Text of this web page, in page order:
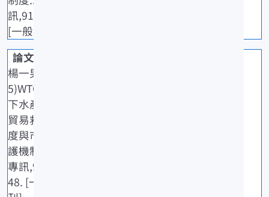
訊,91: 48-51.
[一般期刊]
楊一男(202
5)WTO框架
下水產品的
貿易救濟制
度與市場保
護機制.水試
專訊,90: 45-
48. [一般期